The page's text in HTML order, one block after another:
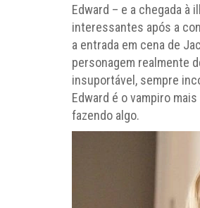
Edward – e a chegada à
interessantes após a
a entrada em cena de
personagem realmente
insuportável, sempre
Edward é o vampiro
fazendo algo.